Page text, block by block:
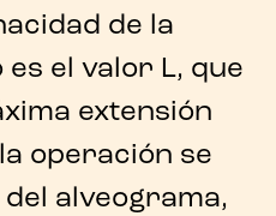
de la
es el valor L, que
extensión
operación se
alveograma,